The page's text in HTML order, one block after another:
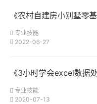
《农村自建房小别墅零
专业技能
2022-06-27
《3小时学会excel数据
专业技能
2020-07-13